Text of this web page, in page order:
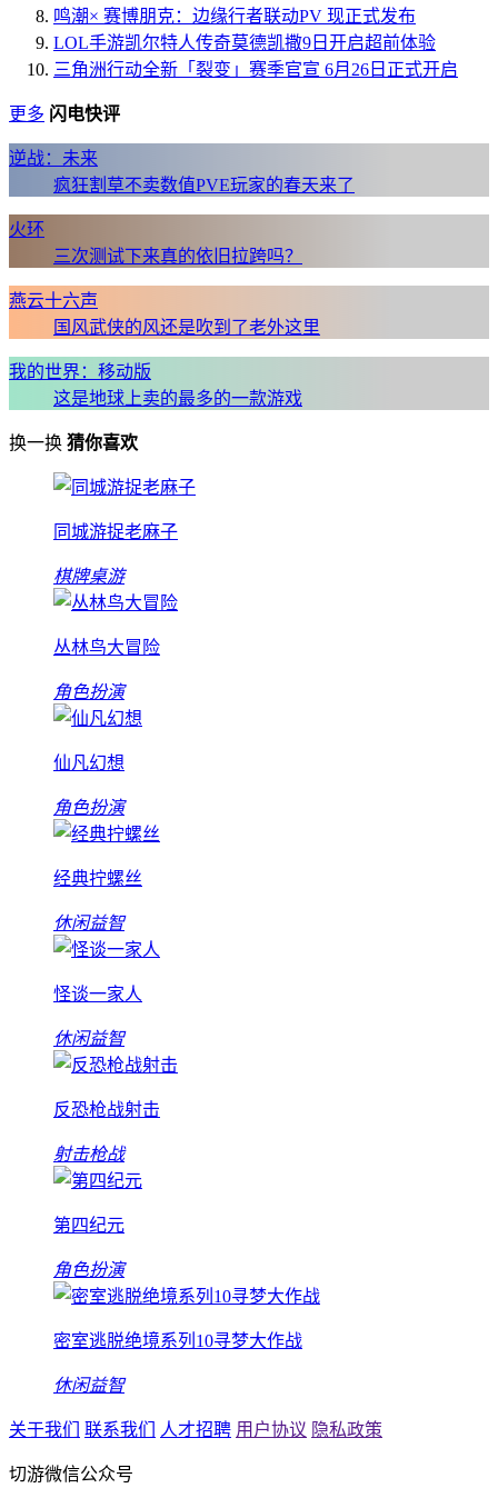
鸣潮× 赛博朋克：边缘行者联动PV 现正式发布
LOL手游凯尔特人传奇莫德凯撒9日开启超前体验
三角洲行动全新「裂变」赛季官宣 6月26日正式开启
更多 闪电快评
逆战：未来
疯狂割草不卖数值PVE玩家的春天来了
火环
三次测试下来真的依旧拉跨吗？
燕云十六声
国风武侠的风还是吹到了老外这里
我的世界：移动版
这是地球上卖的最多的一款游戏
换一换 猜你喜欢
同城游捉老麻子
棋牌桌游
丛林鸟大冒险
角色扮演
仙凡幻想
角色扮演
经典拧螺丝
休闲益智
怪谈一家人
休闲益智
反恐枪战射击
射击枪战
第四纪元
角色扮演
密室逃脱绝境系列10寻梦大作战
休闲益智
关于我们 联系我们 人才招聘 用户协议 隐私政策
切游微信公众号